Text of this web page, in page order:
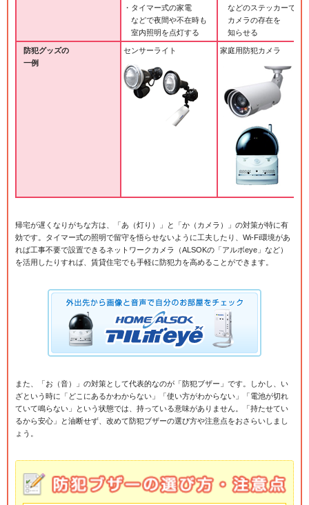
・タイマー式の家電
などで夜間や不在時も
室内照明を点灯する
などのステッカーで
カメラの存在を
知らせる
防犯グッズの
一例
センサーライト 家庭用防犯カメラ
帰宅が遅くなりがちな方は、「あ（灯り）」と「か（カメラ）」の対策が特に有
効です。タイマー式の照明で留守を悟らせないように工夫したり、Wi-Fi環境があ
れば工事不要で設置できるネットワークカメラ（ALSOKの「アルボeye」など）
を活用したりすれば、賃貸住宅でも手軽に防犯力を高めることができます。
また、「お（音）」の対策として代表的なのが「防犯ブザー」です。しかし、い
ざという時に「どこにあるかわからない」「使い方がわからない」「電池が切れ
ていて鳴らない」という状態では、持っている意味がありません。「持たせてい
るから安心」と油断せず、改めて防犯ブザーの選び方や注意点をおさらいしまし
ょう。